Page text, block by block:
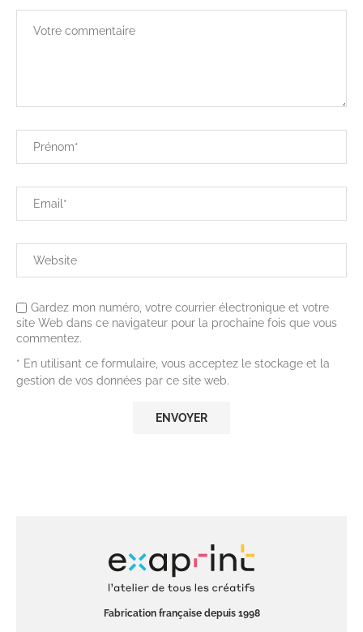
Gardez mon numéro, votre courrier électronique et votre
site Web dans ce navigateur pour la prochaine fois que vous
commentez.
* En utilisant ce formulaire, vous acceptez le stockage et la
gestion de vos données par ce site web.
Fabrication française depuis 1998